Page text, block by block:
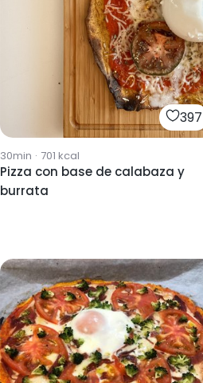
397
30min · 701 kcal
Pizza con base de calabaza y
burrata